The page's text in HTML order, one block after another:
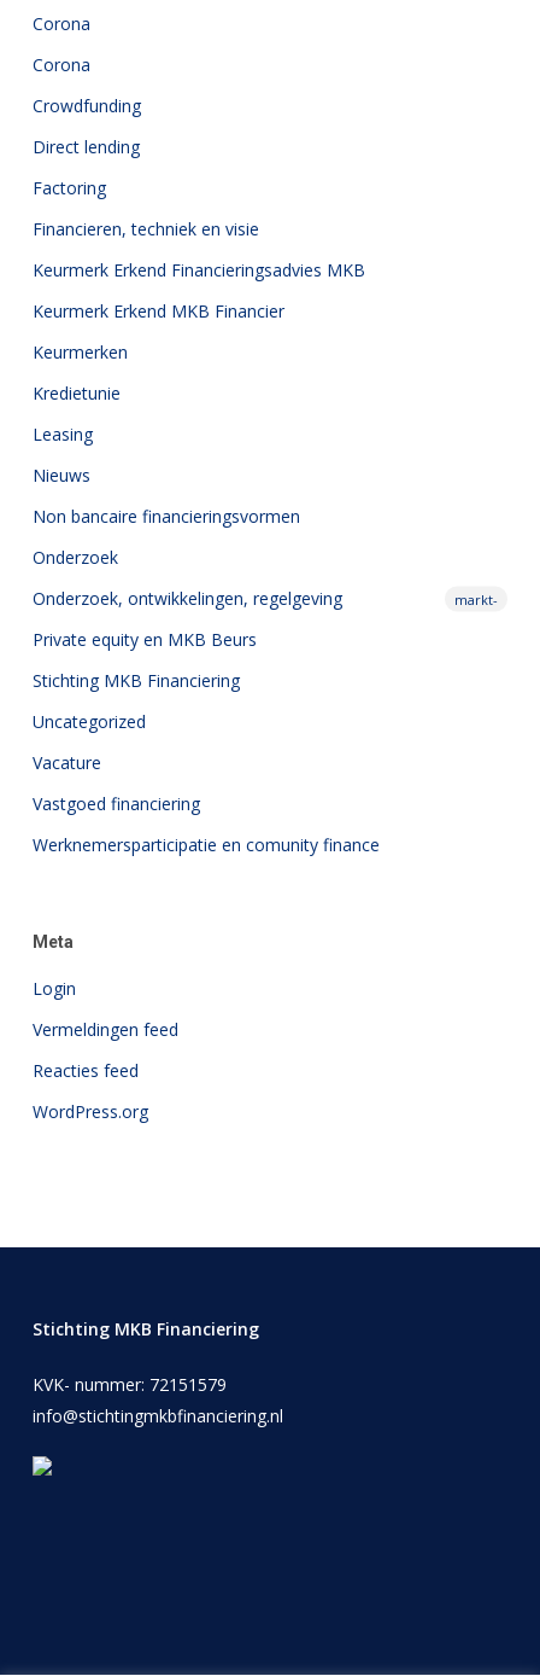
Corona
Corona
Crowdfunding
Direct lending
Factoring
Financieren, techniek en visie
Keurmerk Erkend Financieringsadvies MKB
Keurmerk Erkend MKB Financier
Keurmerken
Kredietunie
Leasing
Nieuws
Non bancaire financieringsvormen
Onderzoek
Onderzoek,
markt-
ontwikkelingen, regelgeving
Private equity en MKB Beurs
Stichting MKB Financiering
Uncategorized
Vacature
Vastgoed financiering
Werknemersparticipatie en comunity finance
Meta
Login
Vermeldingen feed
Reacties feed
WordPress.org
Stichting MKB Financiering
KVK- nummer: 72151579
info@stichtingmkbfinanciering.nl